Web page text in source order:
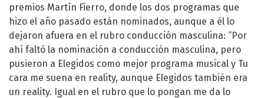
premios Martín Fierro, donde los dos programas que
hizo el año pasado están nominados, aunque a él lo
dejaron afuera en el rubro conducción masculina: “Por
ahí faltó la nominación a conducción masculina, pero
pusieron a Elegidos como mejor programa musical y Tu
cara me suena en reality, aunque Elegidos también era
un reality. Igual en el rubro que lo pongan me da lo